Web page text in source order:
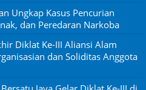
Ungkap Kasus Pencurian
dan Peredaran Narkoba
Diklat Ke-III Aliansi Alam
dan Soliditas Anggota